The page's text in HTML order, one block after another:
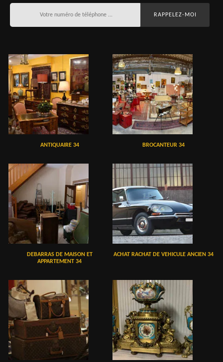
ANTIQUAIRE 34 BROCANTEUR 34
DEBARRAS DE MAISON ET
APPARTEMENT 34
ACHAT RACHAT DE VEHICULE ANCIEN 34